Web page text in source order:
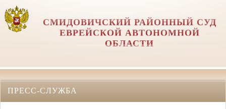
СМИДОВИЧСКИЙ РАЙОННЫЙ СУД
ЕВРЕЙСКОЙ АВТОНОМНОЙ
ОБЛАСТИ
ПРЕСС-СЛУЖБА